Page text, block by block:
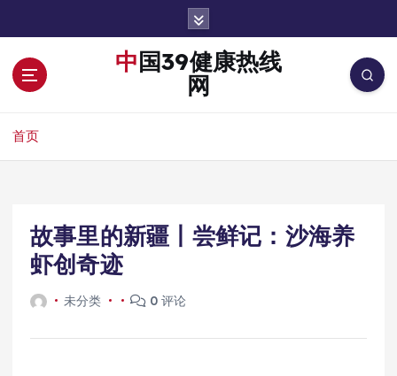
中国39健康热线
网
首页
故事里的新疆丨尝鲜记：沙海养
虾创奇迹
未分类 0 评论